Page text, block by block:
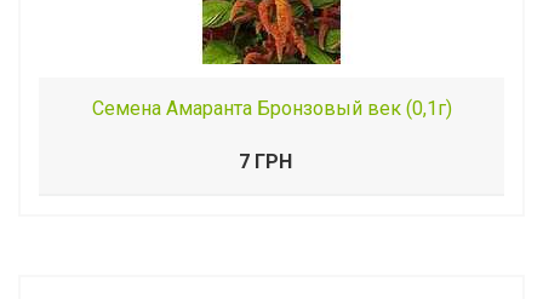
Семена Амаранта Бронзовый век (0,1г)
7 ГРН